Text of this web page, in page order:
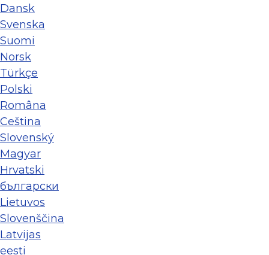
Dansk
Svenska
Suomi
Norsk
Türkçe
Polski
Româna
Ceština
Slovenský
Magyar
Hrvatski
български
Lietuvos
Slovenščina
Latvijas
eesti